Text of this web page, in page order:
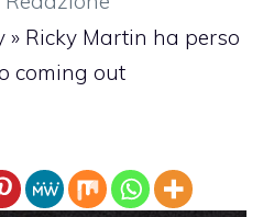
» Ricky Martin ha perso
coming out